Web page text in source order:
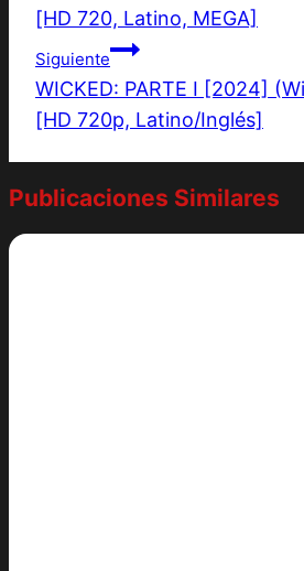
[HD 720, Latino, MEGA]
Siguiente
WICKED: PARTE I [2024]
[HD 720p, Latino/Inglés]
Publicaciones Similares